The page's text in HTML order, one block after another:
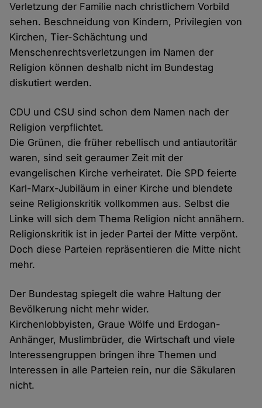
Verletzung der Familie nach christlichem Vorbild
sehen. Beschneidung von Kindern, Privilegien von
Kirchen, Tier-Schächtung und
Menschenrechtsverletzungen im Namen der
Religion können deshalb nicht im Bundestag
diskutiert werden.
CDU und CSU sind schon dem Namen nach der
Religion verpflichtet.
Die Grünen, die früher rebellisch und antiautoritär
waren, sind seit geraumer Zeit mit der
evangelischen Kirche verheiratet. Die SPD feierte
Karl-Marx-Jubiläum in einer Kirche und blendete
seine Religionskritik vollkommen aus. Selbst die
Linke will sich dem Thema Religion nicht annähern.
Religionskritik ist in jeder Partei der Mitte verpönt.
Doch diese Parteien repräsentieren die Mitte nicht
mehr.
Der Bundestag spiegelt die wahre Haltung der
Bevölkerung nicht mehr wider.
Kirchenlobbyisten, Graue Wölfe und Erdogan-
Anhänger, Muslimbrüder, die Wirtschaft und viele
Interessengruppen bringen ihre Themen und
Interessen in alle Parteien rein, nur die Säkularen
nicht.